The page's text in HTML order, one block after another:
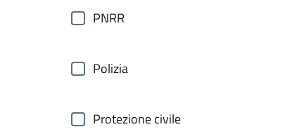
PNRR
Polizia
Protezione civile